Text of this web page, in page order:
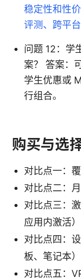
稳定性和性
评测、跨平
问题 12：学
案？ 答案：
学生优惠或
行组合。
购买与选
对比点一：
对比点二：
对比点三：
应用内激活）
对比点四：
板、笔记本）
对比点五：